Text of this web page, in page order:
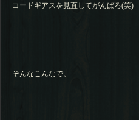
コードギアスを見直してがんばろ(笑)
そんなこんなで。